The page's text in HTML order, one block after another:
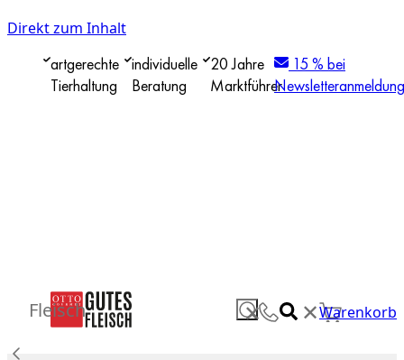
Direkt zum Inhalt
artgerechte
Tierhaltung
individuelle
Beratung
20 Jahre
Marktführer
15 % bei
Newsletteranmeldung
✕ ✕Warenkorb
Fleisch